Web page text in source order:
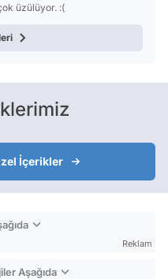
üzülüyor. :(
İçerikler
Reklam
Aşağıda